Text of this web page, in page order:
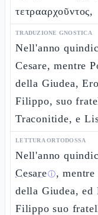
τετρααρχοῦντος,
TRADUZIONE GNOSTICA
Nell'anno
Cesare, mentre
della Giudea,
Filippo, suo
Traconitide, e
LETTURA ORTODOSSA
Nell'anno
Cesareⓘ,
della Giudea, ed
Filippo suo